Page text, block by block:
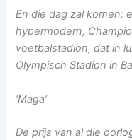
En die dag zal komen:
hypermodern,
voetbalstadion, dat in
Olympisch Stadion in
‘Maga’
De prijs van al die